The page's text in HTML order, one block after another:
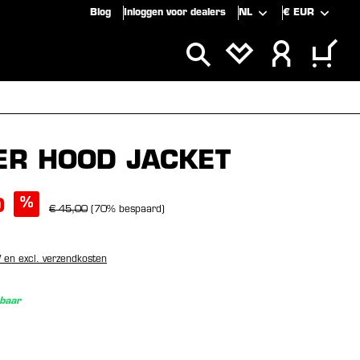
Blog Inloggen voor dealers NL € EUR
HOOD JACKET
% € 45,00 (70% bespaard)
excl. verzendkosten